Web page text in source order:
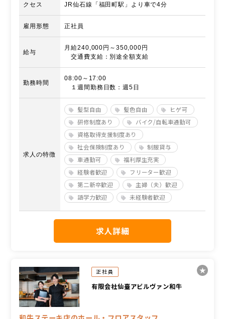
クセス
JR仙石線「福田町駅」より車で4分
雇用形態 正社員
給与
月給240,000円～350,000円
交通費支給：別途全額支給
勤務時間
08:00～17:00
１週間勤務日数：週5日
求人の特徴
髪型自由 髪色自由
ヒゲ可
研修制度あり
バイク/自転車通勤可
資格取得支援制度あり
社会保険制度あり
制服貸与
車通勤可
福利厚生充実
経験者歓迎
フリーター歓迎
第二新卒歓迎
主婦（夫）歓迎
語学力歓迎
未経験者歓迎
求人詳細
正社員
有限会社仙臺アビルヴァン和牛